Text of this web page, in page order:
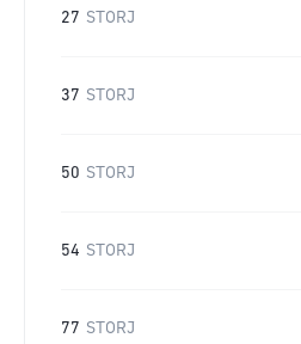
27 STORJ
37 STORJ
50 STORJ
54 STORJ
77 STORJ